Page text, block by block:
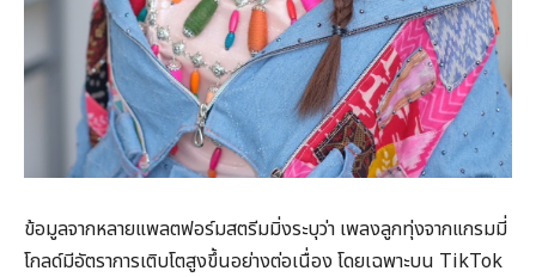
ข้อมูลจากหลายแพลตฟอร์มสตรีมมิ่งระบุว่า เพลงลูกทุ่งจากแกรมมี่
โกลด์มีอัตราการเติบโตสูงขึ้นอย่างต่อเนื่อง โดยเฉพาะบน TikTok